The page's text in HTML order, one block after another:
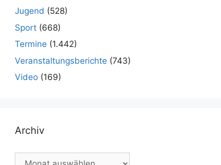
Jugend (528)
Sport (668)
Termine (1.442)
Veranstaltungsberichte (743)
Video (169)
Archiv
Archiv